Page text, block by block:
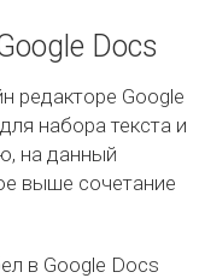
Docs
редакторе Google
набора текста и
на данный
выше сочетание
в Google Docs